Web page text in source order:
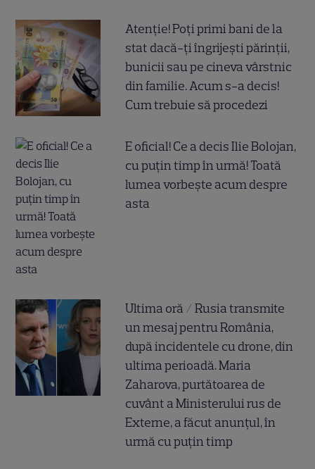
Atenție! Poți primi bani de la
stat dacă-ți îngrijești părinții,
bunicii sau pe cineva vârstnic
din familie. Acum s-a decis!
Cum trebuie să procedezi
E oficial! Ce a decis Ilie Bolojan,
cu puțin timp în urmă! Toată
lumea vorbește acum despre
asta
Ultima oră / Rusia transmite
un mesaj pentru România,
după incidentele cu drone, din
ultima perioadă. Maria
Zaharova, purtătoarea de
cuvânt a Ministerului rus de
Externe, a făcut anunțul, în
urmă cu puțin timp